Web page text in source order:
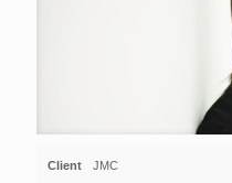
Client JMC